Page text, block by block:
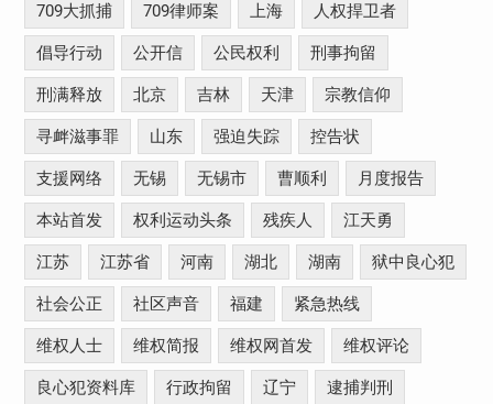
709大抓捕 709律师案 上海 人权捍卫者
倡导行动 公开信 公民权利 刑事拘留
刑满释放 北京 吉林 天津 宗教信仰
寻衅滋事罪 山东 强迫失踪 控告状
支援网络 无锡 无锡市 曹顺利 月度报告
本站首发 权利运动头条 残疾人 江天勇
江苏 江苏省 河南 湖北 湖南 狱中良心犯
社会公正 社区声音 福建 紧急热线
维权人士 维权简报 维权网首发 维权评论
良心犯资料库 行政拘留 辽宁 逮捕判刑